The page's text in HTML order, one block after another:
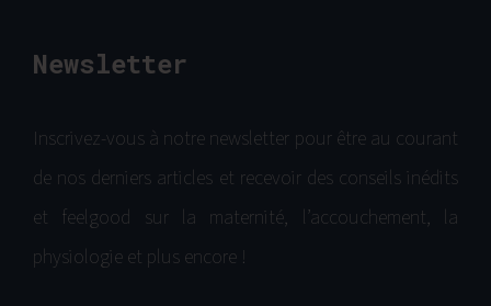
Newsletter
Inscrivez-vous à notre newsletter pour être au courant
de nos derniers articles et recevoir des conseils inédits
et feelgood sur la maternité, l’accouchement, la
physiologie et plus encore !